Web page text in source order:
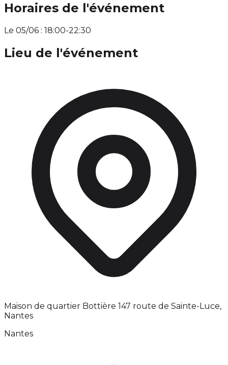
Horaires de l'événement
Le 05/06 : 18:00-22:30
Lieu de l'événement
Maison de quartier Bottière 147 route de Sainte-Luce,
Nantes
Nantes